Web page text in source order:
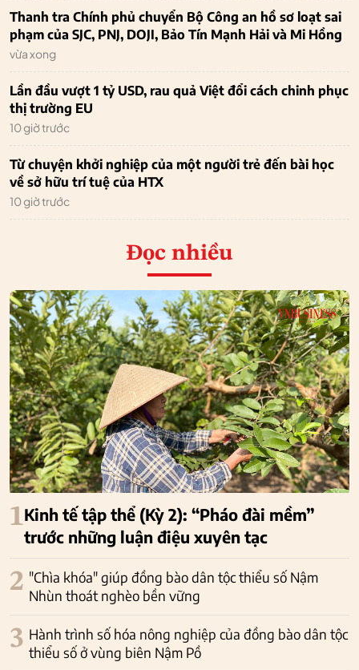
Thanh tra Chính phủ chuyển Bộ Công an hồ sơ loạt sai
phạm của SJC, PNJ, DOJI, Bảo Tín Mạnh Hải và Mi Hồng
vừa xong
Lần đầu vượt 1 tỷ USD, rau quả Việt đổi cách chinh phục
thị trường EU
10 giờ trước
Từ chuyện khởi nghiệp của một người trẻ đến bài học
về sở hữu trí tuệ của HTX
10 giờ trước
Đọc nhiều
1Kinh tế tập thể (Kỳ 2): “Pháo đài mềm”
trước những luận điệu xuyên tạc
2 "Chìa khóa" giúp đồng bào dân tộc thiểu số Nậm
Nhùn thoát nghèo bền vững
3 Hành trình số hóa nông nghiệp của đồng bào dân tộc
thiểu số ở vùng biên Nậm Pồ